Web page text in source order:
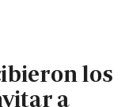
los
a